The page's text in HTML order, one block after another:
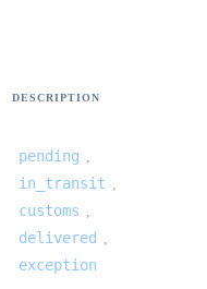
DESCRIPTION
pending
in_transit
customs
delivered
exception